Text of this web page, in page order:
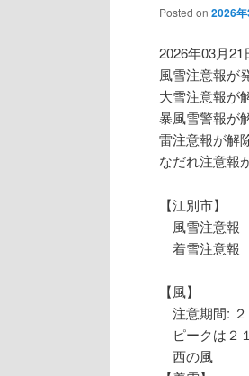
Posted on 2026
2026年03月
風雪注意報が
大雪注意報が
暴風雪警報が
雷注意報が解
なだれ注意報
【江別市】
風雪注意報
着雪注意報
【風】
注意期間:
ピークは２
西の風